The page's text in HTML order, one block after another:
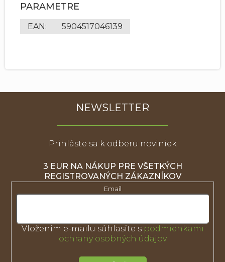
PARAMETRE
EAN: 5904517046139
NEWSLETTER
Prihláste sa k odberu noviniek
3 EUR NA NÁKUP PRE VŠETKÝCH
REGISTROVANÝCH ZÁKAZNÍKOV
Email
Vložením e-mailu súhlasíte s podmienkami
ochrany osobných údajov